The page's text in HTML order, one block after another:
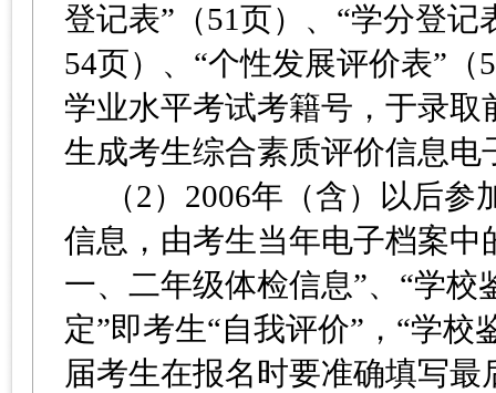
登记表”（51页）、“学分登记
54页）、“个性发展评价表”
学业水平考试考籍号，于录
生成考生综合素质评价信息电
（2）2006年（含）以后参
信息，由考生当年电子档案中
一、二年级体检信息”、“学
定”即考生“自我评价”，“学校
届考生在报名时要准确填写最